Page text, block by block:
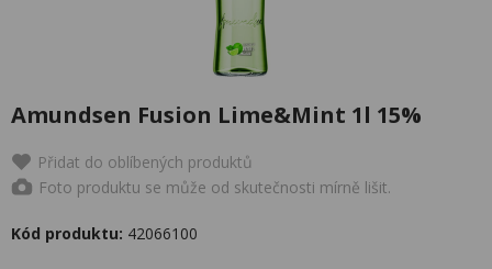
Amundsen Fusion Lime&Mint 1l 15%
Přidat do oblíbených produktů
Foto produktu se může od skutečnosti mírně lišit.
Kód produktu: 42066100